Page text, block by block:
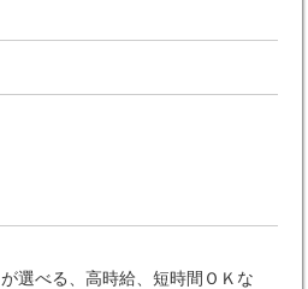
選べる、高時給、短時間ＯＫな